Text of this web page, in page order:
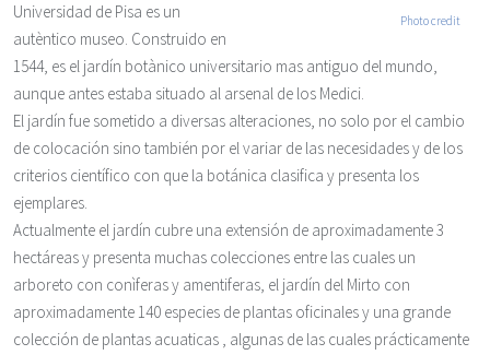
Photo credit
Universidad de Pisa es un
autèntico museo. Construido en
1544, es el jardín botànico universitario mas antiguo del mundo,
aunque antes estaba situado al arsenal de los Medici.
El jardín fue sometido a diversas alteraciones, no solo por el cambio
de colocación sino también por el variar de las necesidades y de los
criterios científico con que la botánica clasifica y presenta los
ejemplares.
Actualmente el jardín cubre una extensión de aproximadamente 3
hectáreas y presenta muchas colecciones entre las cuales un
arboreto con conìferas y amentiferas, el jardín del Mirto con
aproximadamente 140 especies de plantas oficinales y una grande
colección de plantas acuaticas , algunas de las cuales prácticamente